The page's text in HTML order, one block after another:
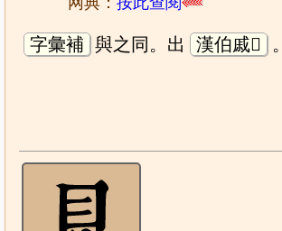
字彙補 與之同。出 漢伯戚𥓓 。